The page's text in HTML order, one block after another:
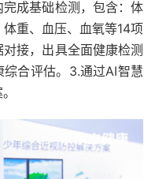
成基础检测，包含：体
重、血压、血氧等14项
接，出具全面健康检测
合评估。3.通过AI智慧